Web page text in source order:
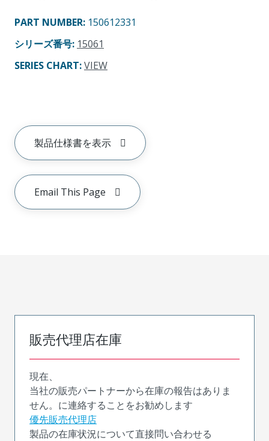
PART NUMBER: 150612331
シリーズ番号: 15061
SERIES CHART:VIEW
製品仕様書を表示
Email This Page
販売代理店在庫
現在、
当社の販売パートナーから在庫の報告はありま
せん。に連絡することをお勧めします
優先販売代理店
製品の在庫状況について直接問い合わせる